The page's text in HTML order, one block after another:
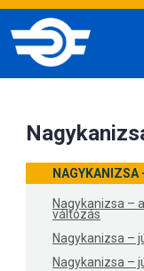
NAGYKANIZSA
Nagykanizsa –
változás
Nagykanizsa –
Nagykanizsa –